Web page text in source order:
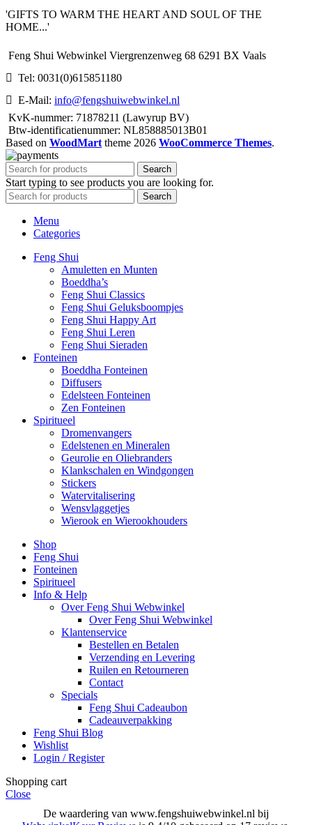
'GIFTS TO WARM THE HEART AND SOUL OF THE
HOME...'
Feng Shui Webwinkel Viergrenzenweg 68 6291 BX Vaals
Tel: 0031(0)615851180
E-Mail: info@fengshuiwebwinkel.nl
KvK-nummer: 71878211 (Lawyrup BV)
Btw-identificatienummer: NL858885013B01
Based on WoodMart theme 2026 WooCommerce Themes.
Search
Start typing to see products you are looking for.
Search
Menu
Categories
Feng Shui
Amuletten en Munten
Boeddha’s
Feng Shui Classics
Feng Shui Geluksboompjes
Feng Shui Happy Art
Feng Shui Leren
Feng Shui Sieraden
Fonteinen
Boeddha Fonteinen
Diffusers
Edelsteen Fonteinen
Zen Fonteinen
Spiritueel
Dromenvangers
Edelstenen en Mineralen
Geurolie en Oliebranders
Klankschalen en Windgongen
Stickers
Watervitalisering
Wensvlaggetjes
Wierook en Wierookhouders
Shop
Feng Shui
Fonteinen
Spiritueel
Info & Help
Over Feng Shui Webwinkel
Over Feng Shui Webwinkel
Klantenservice
Bestellen en Betalen
Verzending en Levering
Ruilen en Retourneren
Contact
Specials
Feng Shui Cadeaubon
Cadeauverpakking
Feng Shui Blog
Wishlist
Login / Register
Shopping cart
Close
De waardering van www.fengshuiwebwinkel.nl bij